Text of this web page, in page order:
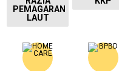
PEMAGARAN
LAUT